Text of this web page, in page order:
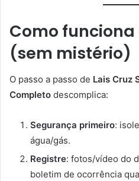
Como funciona
(sem mistério)
O passo a passo de Lais Cruz
Completo descomplica:
Segurança primeiro:
água/gás.
Registre: fotos/vídeo do
boletim de ocorrência